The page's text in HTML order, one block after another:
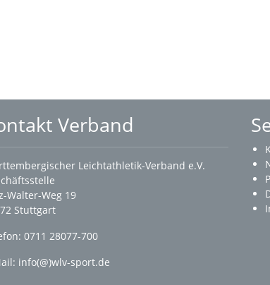
Verband
Leichtathletik-Verband e.V.
Walter-Weg 19
Stuttgart
0711 28077-700
info(@)wlv-sport.de